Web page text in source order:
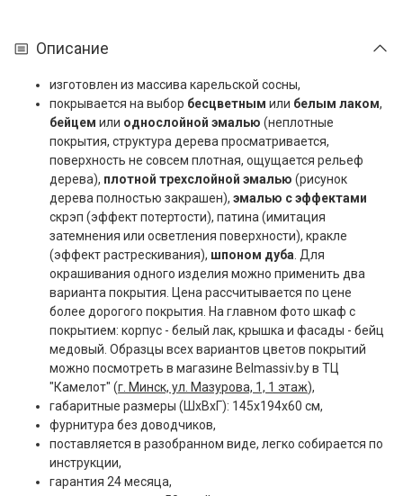
Описание
изготовлен из массива карельской сосны,
покрывается на выбор бесцветным или белым лаком,
бейцем или однослойной эмалью (неплотные
покрытия, структура дерева просматривается,
поверхность не совсем плотная, ощущается рельеф
дерева), плотной трехслойной эмалью (рисунок
дерева полностью закрашен), эмалью с эффектами
скрэп (эффект потертости), патина (имитация
затемнения или осветления поверхности), кракле
(эффект растрескивания), шпоном дуба. Для
окрашивания одного изделия можно применить два
варианта покрытия. Цена рассчитывается по цене
более дорогого покрытия. На главном фото шкаф с
покрытием: корпус - белый лак, крышка и фасады - бейц
медовый. Образцы всех вариантов цветов покрытий
можно посмотреть в магазине Belmassiv.by в ТЦ
"Камелот" (г. Минск, ул. Мазурова, 1, 1 этаж),
габаритные размеры (ШxВxГ): 145x194x60 см,
фурнитура без доводчиков,
поставляется в разобранном виде, легко собирается по
инструкции,
гарантия 24 месяца,